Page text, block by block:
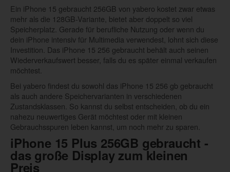
Ein iPhone 15 gebraucht 256GB von yabero kostet zwar etwas
mehr als die 128GB-Variante, bietet aber doppelt so viel
Speicherplatz. Gerade für berufliche Nutzung oder wenn du
dein iPhone intensiv für Multimedia verwendest, lohnt sich diese
Investition. Das iPhone 15 256 gebraucht behält auch seinen
Wiederverkaufswert besser, falls du es später einmal verkaufen
möchtest.
Bei yabero findest du sowohl das iPhone 15 256 gb gebraucht
als auch andere Speichervarianten in verschiedenen
Zustandsklassen. So kannst du selbst entscheiden, ob du ein
nahezu neuwertiges Gerät möchtest oder mit kleinen
Gebrauchsspuren leben kannst, um noch mehr zu sparen.
iPhone 15 Plus 256GB gebraucht -
das große Display zum kleinen
Preis